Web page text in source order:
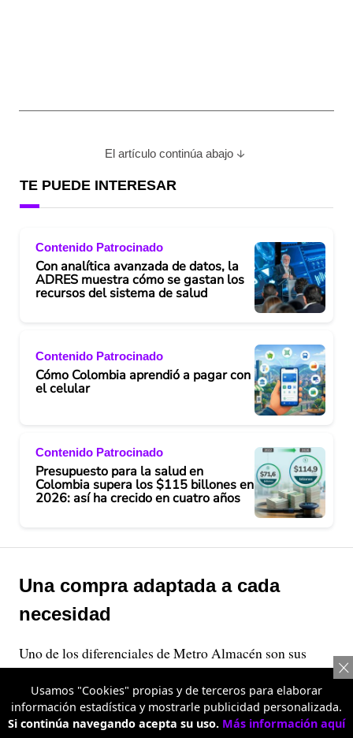
El artículo continúa abajo
TE PUEDE INTERESAR
Contenido Patrocinado
Con analítica avanzada de datos, la
ADRES muestra cómo se gastan los
recursos del sistema de salud
Contenido Patrocinado
Cómo Colombia aprendió a pagar con
el celular
Contenido Patrocinado
Presupuesto para la salud en
Colombia supera los $115 billones en
2026: así ha crecido en cuatro años
Una compra adaptada a cada
necesidad
Uno de los diferenciales de Metro Almacén son sus
acceder a mejores precios cuando se compran más
unidades de un mismo producto, sin dejar de ofrecer
Usamos "Cookies" propias y de terceros para elaborar
información estadística y mostrarle publicidad personalizada.
Si continúa navegando acepta su uso. Más información aquí